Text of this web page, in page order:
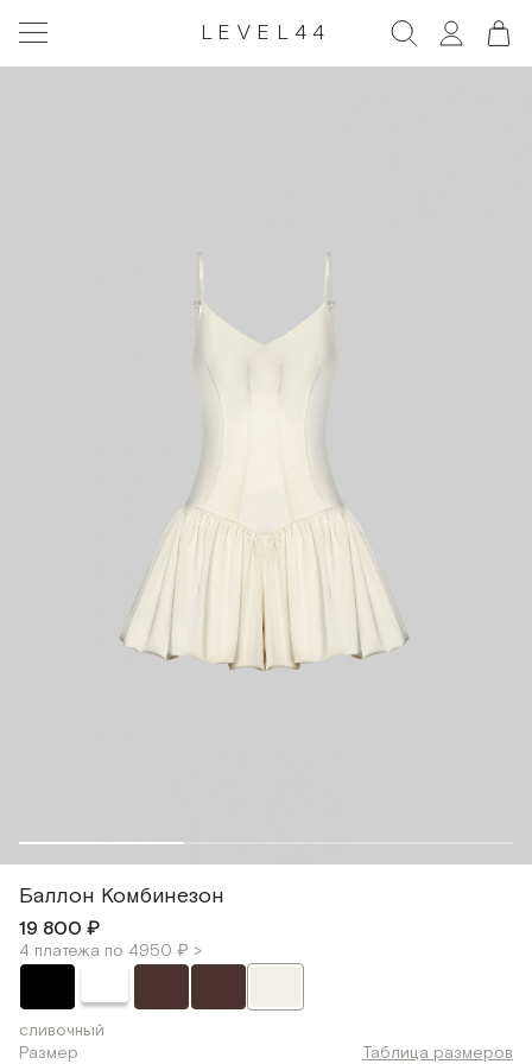
LEVEL44
Баллон Комбинезон
19 800 ₽
4 платежа по 4950 ₽ >
сливочный
Размер
Таблица размеров